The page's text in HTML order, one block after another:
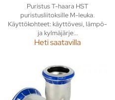
Puristus T-haara HST
puristusliitoksille M-leuka.
Käyttökohteet: käyttövesi, lämpö-
ja kylmäjärje...
Heti saatavilla